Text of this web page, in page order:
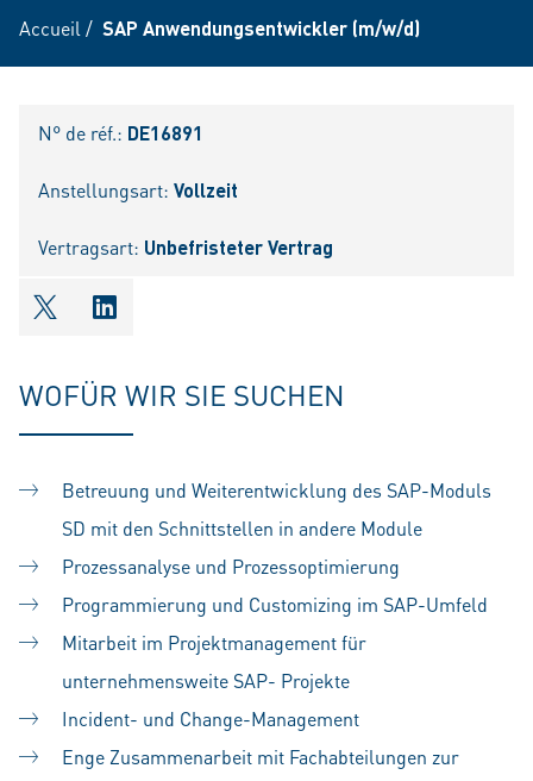
Accueil / SAP Anwendungsentwickler (m/w/d)
N° de réf.: DE16891
Anstellungsart: Vollzeit
Vertragsart: Unbefristeter Vertrag
shareOntwitter
shareOnlinkedIn
WOFÜR WIR SIE SUCHEN
Betreuung und Weiterentwicklung des SAP-Moduls
SD mit den Schnittstellen in andere Module
Prozessanalyse und Prozessoptimierung
Programmierung und Customizing im SAP-Umfeld
Mitarbeit im Projektmanagement für
unternehmensweite SAP- Projekte
Incident- und Change-Management
Enge Zusammenarbeit mit Fachabteilungen zur